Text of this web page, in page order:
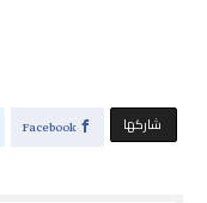
‫‫ شاركها‬ Facebook